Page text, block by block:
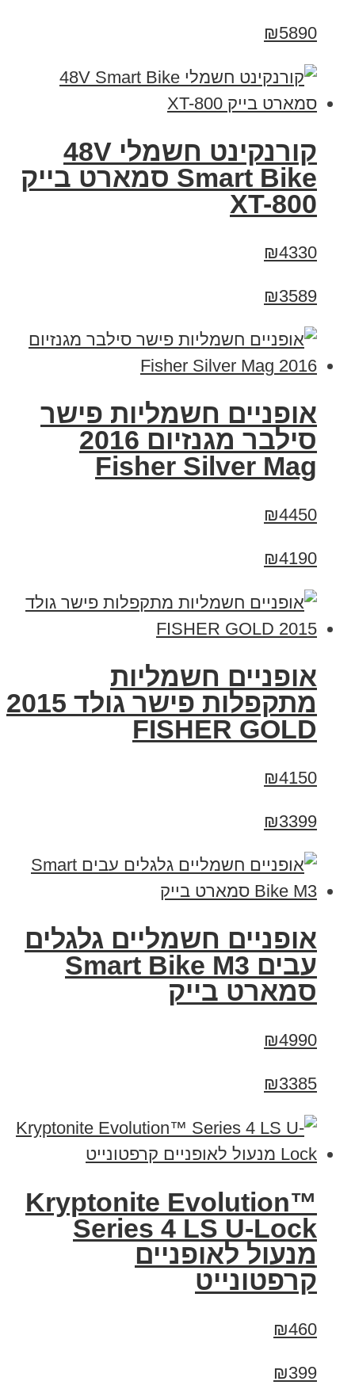
₪5890
קורנקינט חשמלי 48V
Smart Bike סמארט בייק
XT-800
₪4330
₪3589
אופניים חשמליות פישר
סילבר מגנזיום 2016
Fisher Silver Mag
₪4450
₪4190
אופניים חשמליות
מתקפלות פישר גולד 2015
FISHER GOLD
₪4150
₪3399
אופניים חשמליים גלגלים
עבים Smart Bike M3
סמארט בייק
₪4990
₪3385
Kryptonite Evolution™
Series 4 LS U-Lock
מנעול לאופניים
קרפטונייט
₪460
₪399